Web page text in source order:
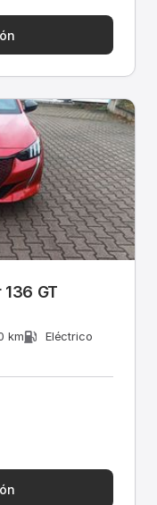
GT
km
Eléctrico